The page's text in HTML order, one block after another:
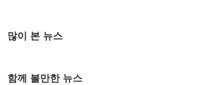
많이 본 뉴스
함께 볼만한 뉴스